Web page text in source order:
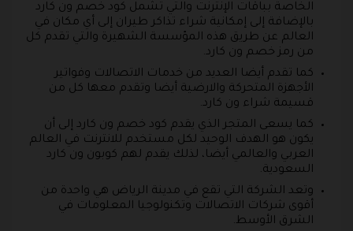
الخاصة بباقات الإنترنت والتي تشمل كود خصم ون كارد
بالإضافة إلى إمكانية شراء تذاكر طيران إلى أي مكان في
العالم عن طريق هذه المؤسسة الشهيرة والتي تقدم كل
من رمز خصم ون كارد.
كما تقدم أيضا العديد من خدمات الاتصالات وفواتير
الأجهزة المتحركة والارضية أيضا وتقدم معها كل من
قسيمة شراء ون كارد.
كما يسعى المتجر الذي يقدم كود خصم ون كارد إلى أن
يكون هو الهدف الوحيد لكل مستخدم للانترنت في العالم
العربي والعالمي أيضا، لذلك يقدم لهم كوبون ون كارد
السعودية.
وتعد الشركة التي تقع في مدينة الرياض هي واحدة من
أقوى شركات الاتصالات وتكنولوجيا المعلومات في
الشرق الأوسط.